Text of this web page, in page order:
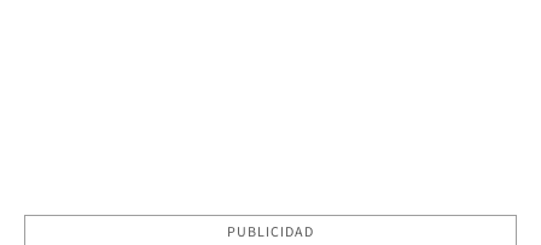
PUBLICIDAD